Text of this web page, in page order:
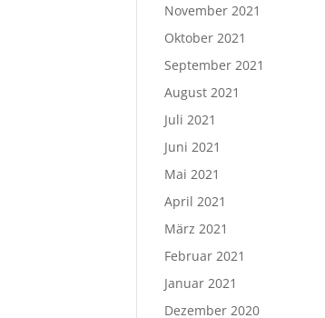
November 2021
Oktober 2021
September 2021
August 2021
Juli 2021
Juni 2021
Mai 2021
April 2021
März 2021
Februar 2021
Januar 2021
Dezember 2020